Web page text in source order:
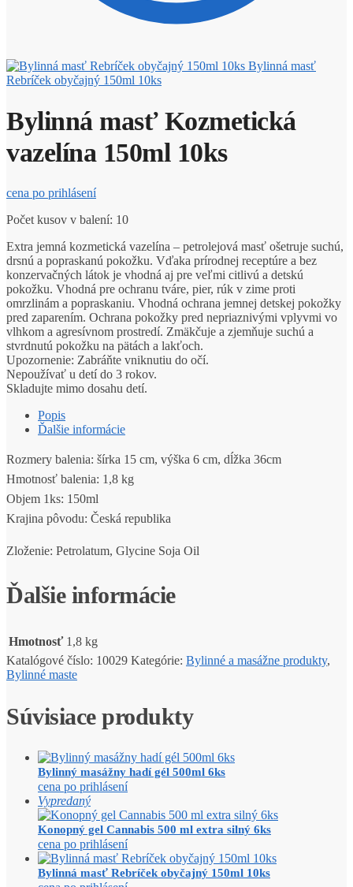
Bylinná masť
Rebríček obyčajný 150ml 10ks
Bylinná masť Kozmetická
vazelína 150ml 10ks
cena po prihlásení
Počet kusov v balení: 10
Extra jemná kozmetická vazelína – petrolejová masť ošetruje suchú,
drsnú a popraskanú pokožku. Vďaka prírodnej receptúre a bez
konzervačných látok je vhodná aj pre veľmi citlivú a detskú
pokožku. Vhodná pre ochranu tváre, pier, rúk v zime proti
omrzlinám a popraskaniu. Vhodná ochrana jemnej detskej pokožky
pred zaparením. Ochrana pokožky pred nepriaznivými vplyvmi vo
vlhkom a agresívnom prostredí. Zmäkčuje a zjemňuje suchú a
stvrdnutú pokožku na pätách a lakťoch.
Upozornenie: Zabráňte vniknutiu do očí.
Nepoužívať u detí do 3 rokov.
Skladujte mimo dosahu detí.
Popis
Ďalšie informácie
Rozmery balenia: šírka 15 cm, výška 6 cm, dĺžka 36cm
Hmotnosť balenia: 1,8 kg
Objem 1ks: 150ml
Krajina pôvodu: Česká republika
Zloženie: Petrolatum, Glycine Soja Oil
Ďalšie informácie
Hmotnosť 1,8 kg
Katalógové číslo: 10029 Kategórie: Bylinné a masážne produkty,
Bylinné maste
Súvisiace produkty
Bylinný masážny hadí gél 500ml 6ks
cena po prihlásení
Vypredaný
Konopný gel Cannabis 500 ml extra silný 6ks
cena po prihlásení
Bylinná masť Rebríček obyčajný 150ml 10ks